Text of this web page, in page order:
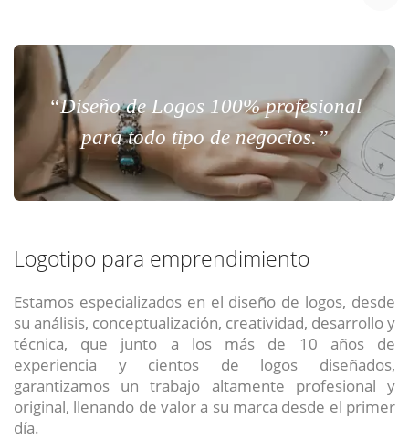
“Diseño de Logos 100% profesional
para todo tipo de negocios.”
Logotipo para emprendimiento
Estamos especializados en el diseño de logos, desde
su análisis, conceptualización, creatividad, desarrollo y
técnica, que junto a los más de 10 años de
experiencia y cientos de logos diseñados,
garantizamos un trabajo altamente profesional y
original, llenando de valor a su marca desde el primer
día.